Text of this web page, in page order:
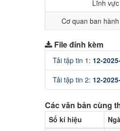
Lĩnh vực
Cơ quan ban hành
File đính kèm
Tải tập tin 1: 12-
Tải tập tin 2: 12-
Các văn bản cùng
Số kí hiệu